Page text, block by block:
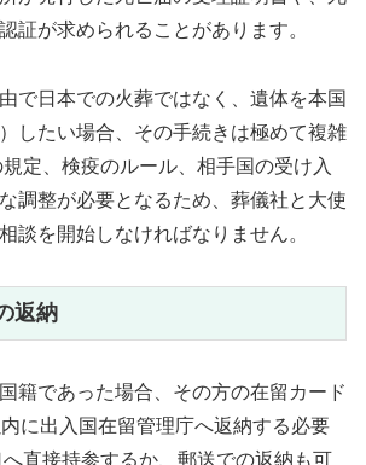
証が求められることがあります。
で日本での火葬ではなく、遺体を本国
したい場合、その手続きは極めて複雑
定、検疫のルール、相手国の受け入
調整が必要となるため、葬儀社と大使
談を開始しなければなりません。
返納
籍であった場合、その方の在留カード
に出入国在留管理庁へ返納する必要
直接持参するか、郵送での返納も可